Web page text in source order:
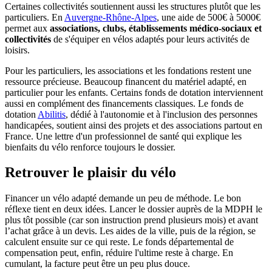
Certaines collectivités soutiennent aussi les structures plutôt que les
particuliers. En Auvergne-Rhône-Alpes, une aide de 500€ à 5000€
permet aux associations, clubs, établissements médico-sociaux et
collectivités de s'équiper en vélos adaptés pour leurs activités de
loisirs.
Pour les particuliers, les associations et les fondations restent une
ressource précieuse. Beaucoup financent du matériel adapté, en
particulier pour les enfants. Certains fonds de dotation interviennent
aussi en complément des financements classiques. Le fonds de
dotation Abilitis, dédié à l'autonomie et à l'inclusion des personnes
handicapées, soutient ainsi des projets et des associations partout en
France. Une lettre d'un professionnel de santé qui explique les
bienfaits du vélo renforce toujours le dossier.
Retrouver le plaisir du vélo
Financer un vélo adapté demande un peu de méthode. Le bon
réflexe tient en deux idées. Lancer le dossier auprès de la MDPH le
plus tôt possible (car son instruction prend plusieurs mois) et avant
l’achat grâce à un devis. Les aides de la ville, puis de la région, se
calculent ensuite sur ce qui reste. Le fonds départemental de
compensation peut, enfin, réduire l'ultime reste à charge. En
cumulant, la facture peut être un peu plus douce.